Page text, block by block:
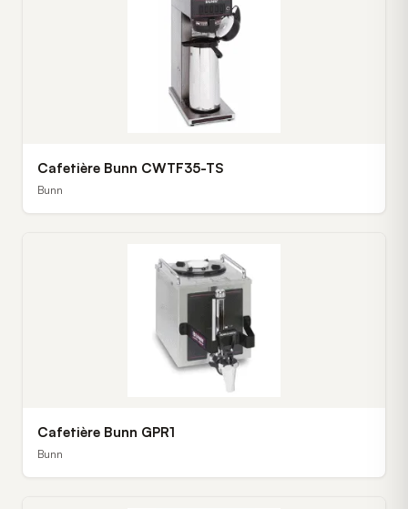
Cafetière Bunn CWTF35-TS
Bunn
Cafetière Bunn GPR1
Bunn